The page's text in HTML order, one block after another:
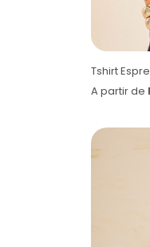
Tshirt
A partir de